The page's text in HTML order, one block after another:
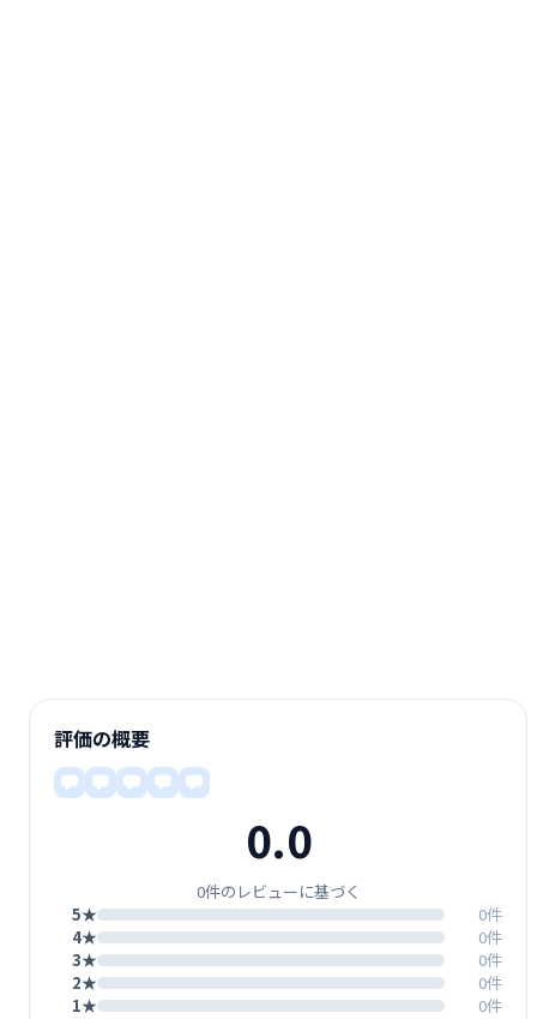
評価の概要
0.0
0件のレビューに基づく
5★
0件
4★
0件
3★
0件
2★
0件
1★
0件